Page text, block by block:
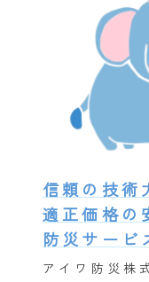
信頼の技術
適正価格の
防災サービ
アイワ防災株